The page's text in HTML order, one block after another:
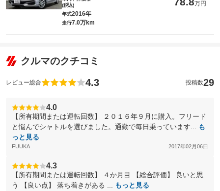
(税込)
万円
年式2016年
走行7.0万km
クルマのクチコミ
レビュー総合 4.3 投稿数29
4.0
【所有期間または運転回数】 ２０１６年９月に購入。フリード
と悩んでシャトルを選びました。通勤で毎日乗っています...
も
っと見る
FUUKA 2017年02月06日
4.3
【所有期間または運転回数】 ４か月目 【総合評価】 良いと思
う 【良い点】 落ち着きがある ...
もっと見る